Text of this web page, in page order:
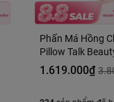
Phấn Má Hồng
Pillow Talk
Palette Tone
1.619.000₫